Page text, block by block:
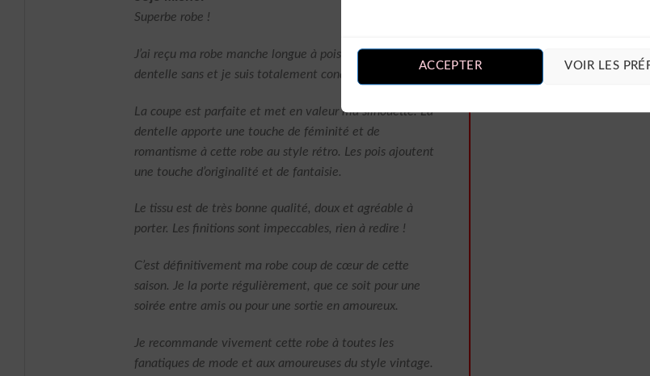
ACCEPTER VOIR LES
Superbe robe !
J’ai reçu ma robe manche longue à pois chemisier blanc
dentelle sans et je suis totalement conquise !
La coupe est parfaite et met en valeur ma silhouette. La
dentelle apporte une touche de féminité et de
romantisme à cette robe au style rétro. Les pois ajoutent
une touche d’originalité et de fantaisie.
Le tissu est de très bonne qualité, doux et agréable à
porter. Les finitions sont impeccables, rien à redire !
C’est définitivement ma robe coup de cœur de cette
saison. Je la porte régulièrement, que ce soit pour une
soirée entre amis ou pour une sortie en amoureux.
Je recommande vivement cette robe à toutes les
fanatiques de mode et aux amoureuses du style vintage.